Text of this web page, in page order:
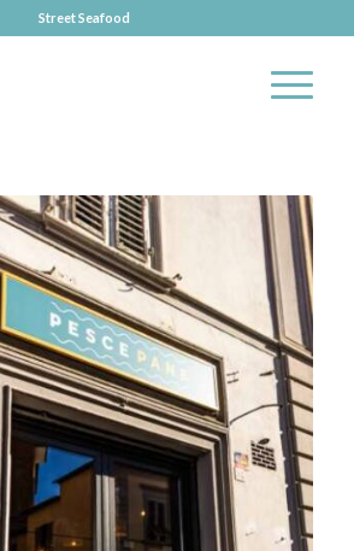
Street Seafood